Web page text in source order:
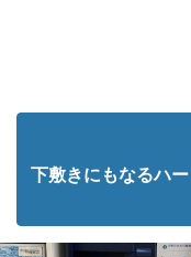
下敷きにもなるハ